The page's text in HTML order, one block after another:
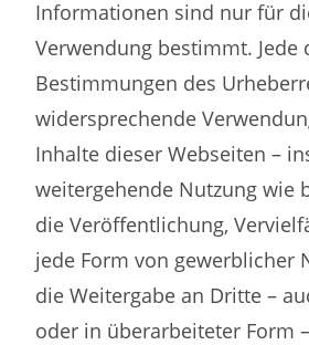
Informationen sind nur für
Verwendung bestimmt. Jede
Bestimmungen des
widersprechende
Inhalte dieser Webseiten –
weitergehende Nutzung wie
die Veröffentlichung,
jede Form von gewerblicher
die Weitergabe an Dritte –
oder in überarbeiteter Form